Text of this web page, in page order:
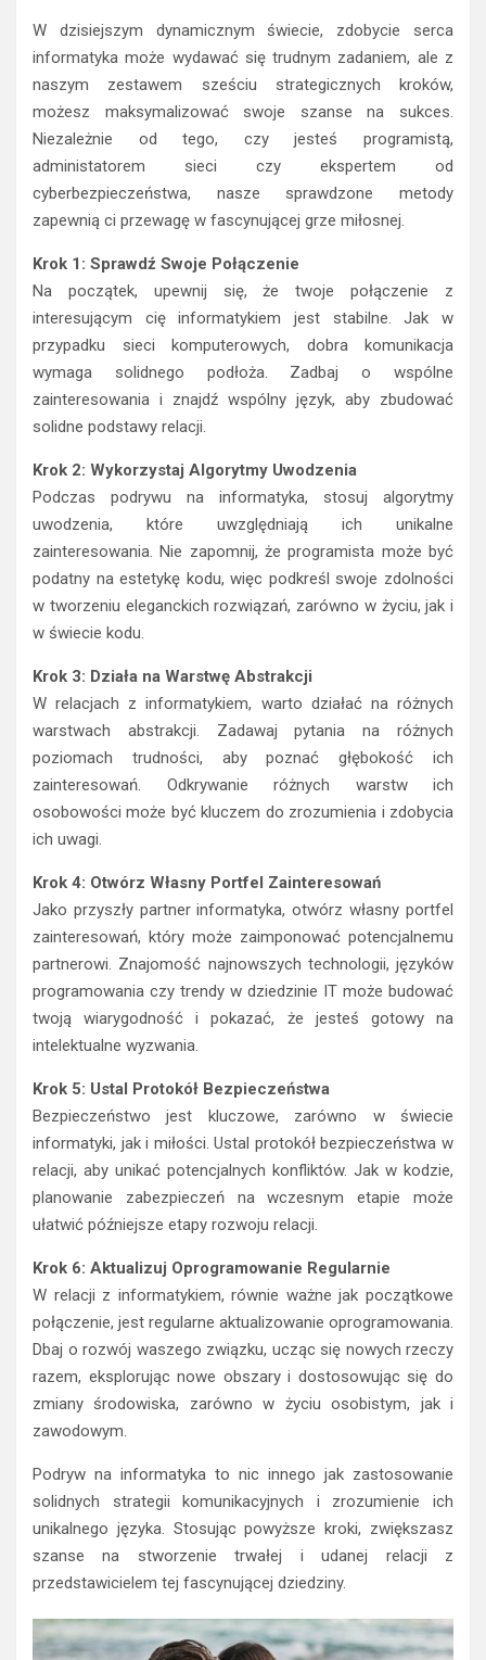
W dzisiejszym dynamicznym świecie, zdobycie serca
informatyka może wydawać się trudnym zadaniem, ale z
naszym zestawem sześciu strategicznych kroków,
możesz maksymalizować swoje szanse na sukces.
Niezależnie od tego, czy jesteś programistą,
administatorem sieci czy ekspertem od
cyberbezpieczeństwa, nasze sprawdzone metody
zapewnią ci przewagę w fascynującej grze miłosnej.
Krok 1: Sprawdź Swoje Połączenie
Na początek, upewnij się, że twoje połączenie z
interesującym cię informatykiem jest stabilne. Jak w
przypadku sieci komputerowych, dobra komunikacja
wymaga solidnego podłoża. Zadbaj o wspólne
zainteresowania i znajdź wspólny język, aby zbudować
solidne podstawy relacji.
Krok 2: Wykorzystaj Algorytmy Uwodzenia
Podczas podrywu na informatyka, stosuj algorytmy
uwodzenia, które uwzględniają ich unikalne
zainteresowania. Nie zapomnij, że programista może być
podatny na estetykę kodu, więc podkreśl swoje zdolności
w tworzeniu eleganckich rozwiązań, zarówno w życiu, jak i
w świecie kodu.
Krok 3: Działa na Warstwę Abstrakcji
W relacjach z informatykiem, warto działać na różnych
warstwach abstrakcji. Zadawaj pytania na różnych
poziomach trudności, aby poznać głębokość ich
zainteresowań. Odkrywanie różnych warstw ich
osobowości może być kluczem do zrozumienia i zdobycia
ich uwagi.
Krok 4: Otwórz Własny Portfel Zainteresowań
Jako przyszły partner informatyka, otwórz własny portfel
zainteresowań, który może zaimponować potencjalnemu
partnerowi. Znajomość najnowszych technologii, języków
programowania czy trendy w dziedzinie IT może budować
twoją wiarygodność i pokazać, że jesteś gotowy na
intelektualne wyzwania.
Krok 5: Ustal Protokół Bezpieczeństwa
Bezpieczeństwo jest kluczowe, zarówno w świecie
informatyki, jak i miłości. Ustal protokół bezpieczeństwa w
relacji, aby unikać potencjalnych konfliktów. Jak w kodzie,
planowanie zabezpieczeń na wczesnym etapie może
ułatwić późniejsze etapy rozwoju relacji.
Krok 6: Aktualizuj Oprogramowanie Regularnie
W relacji z informatykiem, równie ważne jak początkowe
połączenie, jest regularne aktualizowanie oprogramowania.
Dbaj o rozwój waszego związku, ucząc się nowych rzeczy
razem, eksplorując nowe obszary i dostosowując się do
zmiany środowiska, zarówno w życiu osobistym, jak i
zawodowym.
Podryw na informatyka to nic innego jak zastosowanie
solidnych strategii komunikacyjnych i zrozumienie ich
unikalnego języka. Stosując powyższe kroki, zwiększasz
szanse na stworzenie trwałej i udanej relacji z
przedstawicielem tej fascynującej dziedziny.